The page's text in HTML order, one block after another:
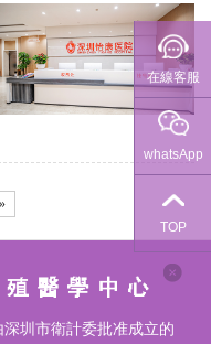
»
圳市衛計委批准成立的
在線客服
whatsApp
TOP